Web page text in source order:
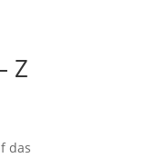
Z
das